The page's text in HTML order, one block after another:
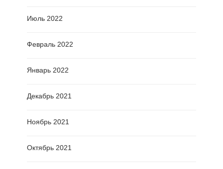
Июль 2022
Февраль 2022
Январь 2022
Декабрь 2021
Ноябрь 2021
Октябрь 2021